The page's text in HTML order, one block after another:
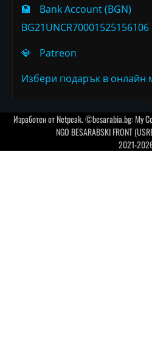
🏦
Bank Account (BGN)
BG21UNCR70001525156106
💎
Patreon
Избери подарък в онлайн
Изработен отNetpeak. ©besarabia.bg: My
NGO BESARABSKI FRONT
2021-